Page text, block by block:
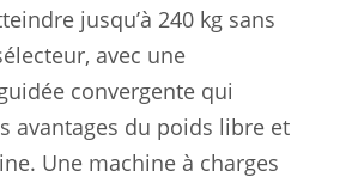
jusqu’à 240 kg sans
avec une
convergente qui
avantages du poids libre et
Une machine à charges